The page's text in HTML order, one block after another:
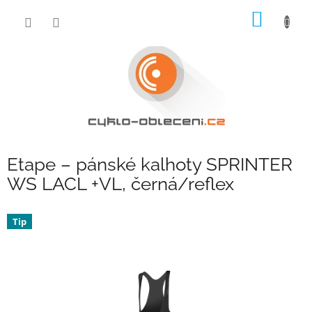
Etape – pánské kalhoty SPRINTER
WS LACL +VL, černá/reflex
Tip